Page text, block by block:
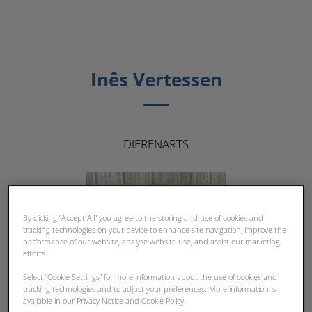
Inês Vertessen
DIERENARTS
By clicking “Accept All” you agree to the storing and use of cookies and
tracking technologies on your device to enhance site navigation, improve the
performance of our website, analyse website use, and assist our marketing
efforts.
Select “Cookie Settings” for more information about the use of cookies and
tracking technologies and to adjust your preferences. More information is
available in our Privacy Notice and Cookie Policy.